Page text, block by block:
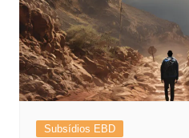
Subsídios EBD